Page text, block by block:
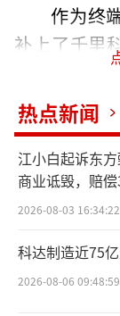
作为终
补上了千里
力加持，更
注智能驾
子。
补齐“
日前，
为公司联
满。这则人
智能驾驶
热点新闻
江小白起诉东
商业诋毁，赔
2026-08-03 16:34:22
科达制造近75
2026-08-06 09:48:59